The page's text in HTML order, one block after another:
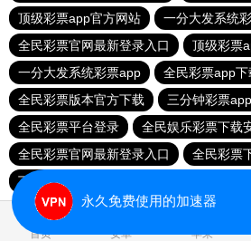
顶级彩票app官方网站
一分大发系统
全民彩票官网最新登录入口
顶级彩票
一分大发系统彩票app
全民彩票app
全民彩票版本官方下载
三分钟彩票
全民彩票平台登录
全民娱乐彩票下载
全民彩票官网最新登录入口
全民彩票
下载全民彩票
首页 安卓 苹果
永久免费使用的加速器